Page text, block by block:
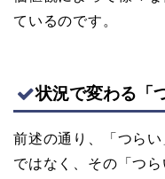
ているのです。
状況で変わる「
前述の通り、「つら
ではなく、その「つ